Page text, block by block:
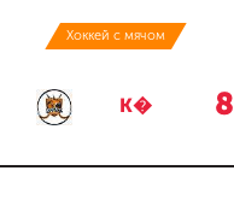
Хоккей с мячом
К� 8